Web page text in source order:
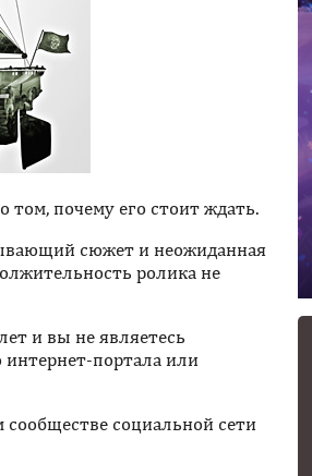
том, почему его стоит ждать.
сюжет и неожиданная
ролика не
и вы не являетесь
портала или
социальной сети